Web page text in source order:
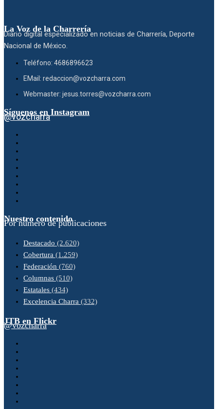
La Voz de la Charrería
Diario digital especializado en noticias de Charrería, Deporte
Nacional de México.
Teléfono: 4686896623
EMail: redaccion@vozcharra.com
Webmaster: jesus.torres@vozcharra.com
Síguenos en Instagram
@vozcharra
Nuestro contenido
Por número de publicaciones
Destacado (2.620)
Cobertura (1.259)
Federación (760)
Columnas (510)
Estatales (434)
Excelencia Charra (332)
JTB en Flickr
@vozcharra